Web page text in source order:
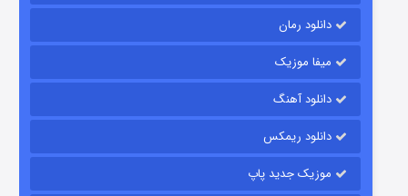
قسمت
دانلود رمان
میفا موزیک
دانلود آهنگ
دانلود ریمکس
موزیک جدید پاپ